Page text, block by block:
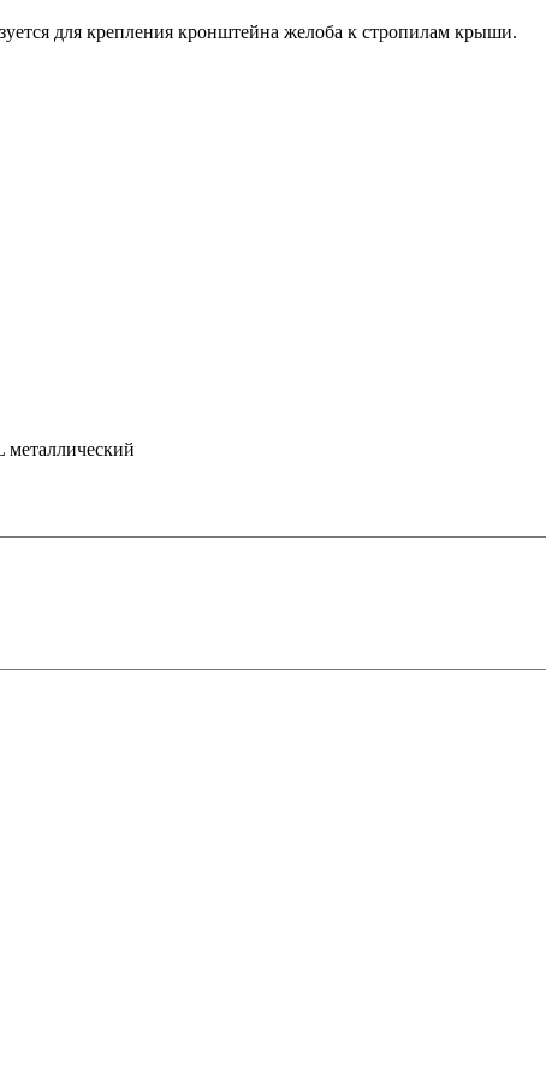
для крепления кронштейна желоба к стропилам крыши.
металлический